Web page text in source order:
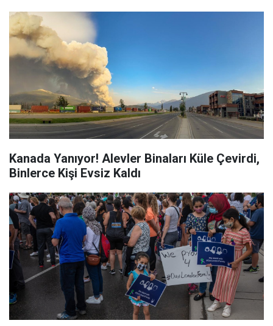
Kanada Yanıyor! Alevler Binaları Küle Çevirdi,
Binlerce Kişi Evsiz Kaldı